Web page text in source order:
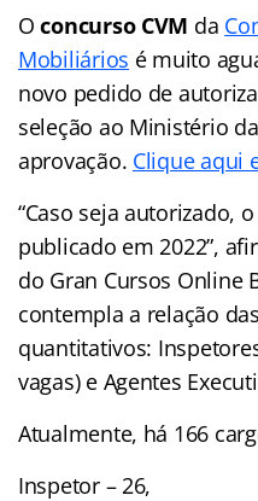
Oconcurso CVM da
Mobiliários é muito
novo pedido de
seleção ao Ministério
aprovação. Clique aqui
“Caso seja autorizado,
publicado em 2022”,
do Gran Cursos Online
contempla a relação
quantitativos:
vagas) e Agentes
Atualmente, há 166
Inspetor – 26,